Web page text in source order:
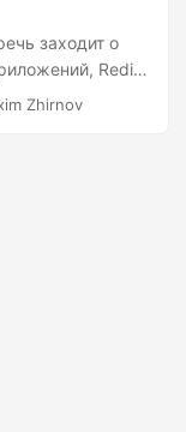
заходит о
Redis
своей
Zhirnov